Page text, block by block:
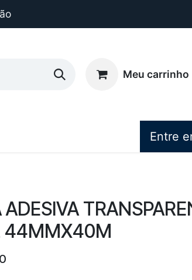
Meu carrinho
Entre
ADESIVA
44MMX40M